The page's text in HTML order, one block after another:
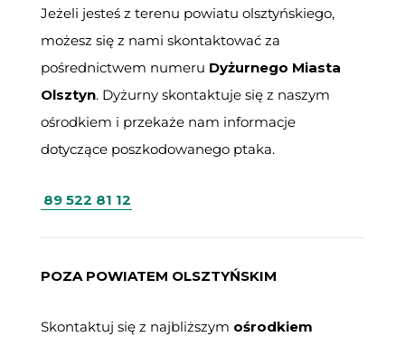
Jeżeli jesteś z terenu powiatu olsztyńskiego,
możesz się z nami skontaktować za
pośrednictwem numeru Dyżurnego Miasta
Olsztyn. Dyżurny skontaktuje się z naszym
ośrodkiem i przekaże nam informacje
dotyczące poszkodowanego ptaka.
89 522 81 12
POZA POWIATEM OLSZTYŃSKIM
Skontaktuj się z najbliższym ośrodkiem